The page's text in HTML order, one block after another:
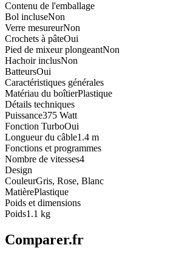
Contenu de l'emballage
Bol incluseNon
Verre mesureurNon
Crochets à pâteOui
Pied de mixeur plongeantNon
Hachoir inclusNon
BatteursOui
Caractéristiques générales
Matériau du boîtierPlastique
Détails techniques
Puissance375 Watt
Fonction TurboOui
Longueur du câble1.4 m
Fonctions et programmes
Nombre de vitesses4
Design
CouleurGris, Rose, Blanc
MatièrePlastique
Poids et dimensions
Poids1.1 kg
Comparer.fr